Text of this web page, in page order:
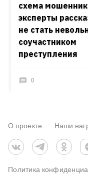
схема
эксперты
не стать
соучастником
преступления
0
О проекте Наши
Политика